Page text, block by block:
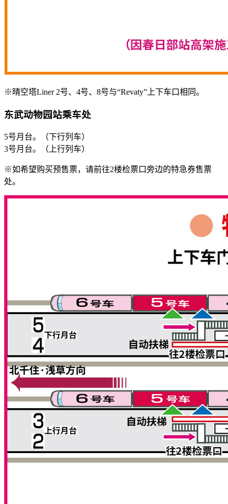
※晴空塔Liner 2号、4号、8号与“Revaty”上下车口相同。
东武动物园站乘车处
5号月台。（下行列车）
3号月台。（上行列车）
※如希望购买预售票，请前往2楼检票口旁边的特急券售票
处。